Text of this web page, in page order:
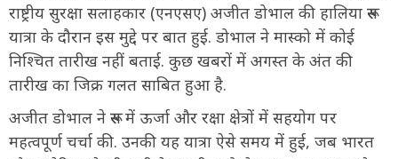
राष्ट्रीय सुरक्षा सलाहकार (एनएसए) अजीत डोभाल की हालिया रूस
यात्रा के दौरान इस मुद्दे पर बात हुई. डोभाल ने मास्को में कोई
निश्चित तारीख नहीं बताई. कुछ खबरों में अगस्त के अंत की
तारीख का जिक्र गलत साबित हुआ है.
अजीत डोभाल ने रूस में ऊर्जा और रक्षा क्षेत्रों में सहयोग पर
महत्वपूर्ण चर्चा की. उनकी यह यात्रा ऐसे समय में हुई, जब भारत